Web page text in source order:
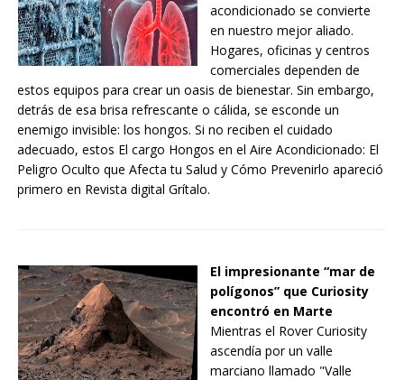
acondicionado se convierte
en nuestro mejor aliado.
Hogares, oficinas y centros
comerciales dependen de
estos equipos para crear un oasis de bienestar. Sin embargo,
detrás de esa brisa refrescante o cálida, se esconde un
enemigo invisible: los hongos. Si no reciben el cuidado
adecuado, estos El cargo Hongos en el Aire Acondicionado: El
Peligro Oculto que Afecta tu Salud y Cómo Prevenirlo apareció
primero en Revista digital Grítalo.
El impresionante “mar de
polígonos” que Curiosity
encontró en Marte
Mientras el Rover Curiosity
ascendía por un valle
marciano llamado "Valle